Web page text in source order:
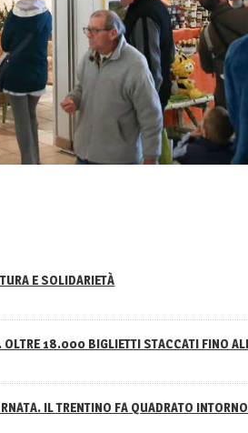
E SOLIDARIETÀ
18.000 BIGLIETTI STACCATI FINO
IL TRENTINO FA QUADRATO